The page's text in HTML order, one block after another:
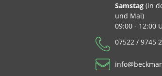
Samstag (in
und Mai)
09:00 - 12:00
07522 / 9745